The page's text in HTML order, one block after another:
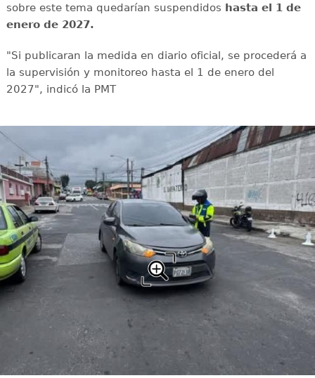
sobre este tema quedarían suspendidos hasta el 1 de
enero de 2027.
"Si publicaran la medida en diario oficial, se procederá a
la supervisión y monitoreo hasta el 1 de enero del
2027", indicó la PMT